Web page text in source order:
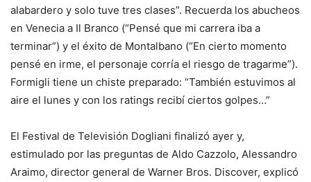
alabardero y solo tuve tres clases”. Recuerda los abucheos
en Venecia a Il Branco (“Pensé que mi carrera iba a
terminar”) y el éxito de Montalbano (“En cierto momento
pensé en irme, el personaje corría el riesgo de tragarme”).
Formigli tiene un chiste preparado: “También estuvimos al
aire el lunes y con los ratings recibí ciertos golpes…”
El Festival de Televisión Dogliani finalizó ayer y,
estimulado por las preguntas de Aldo Cazzolo, Alessandro
Araimo, director general de Warner Bros. Discover, explicó